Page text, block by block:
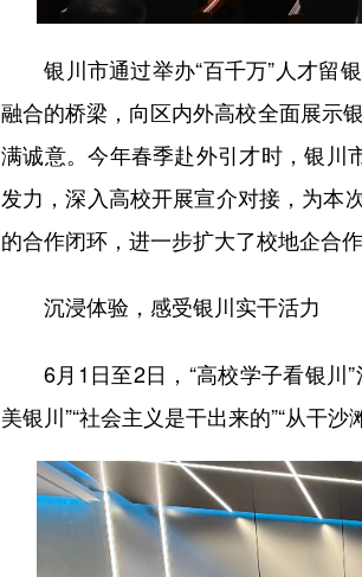
银川市通过举办“百千万”人才留银
融合的桥梁，向区内外高校全面展示
满诚意。今年春季赴外引才时，银川
发力，深入高校开展宣介对接，为本
的合作闭环，进一步扩大了校地企合
沉浸体验，感受银川实干活力
6月1日至2日，“高校学子看银川”
美银川”“社会主义是干出来的”“从干